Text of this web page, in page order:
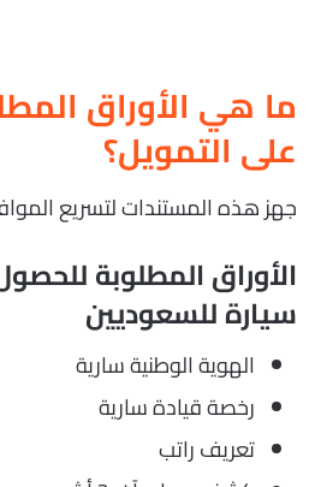
ما هي الأوراق
على التمويل؟
جهز هذه المستندات لتسريع
الأوراق المطلوبة
سيارة للسعوديين
الهوية الوطنية سارية
رخصة قيادة سارية
تعريف راتب